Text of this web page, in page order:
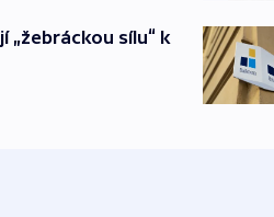
„žebráckou sílu“ k